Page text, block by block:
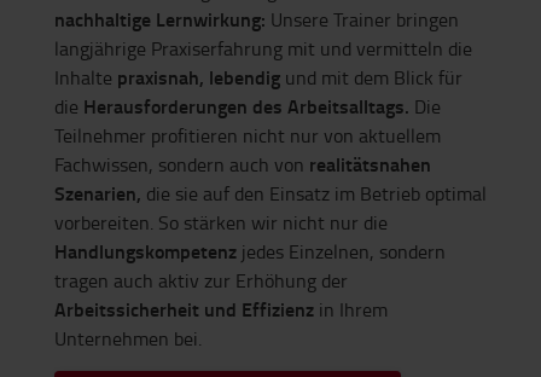
nachhaltige Lernwirkung: Unsere Trainer bringen
langjährige Praxiserfahrung mit und vermitteln die
Inhalte praxisnah, lebendig und mit dem Blick für
die Herausforderungen des Arbeitsalltags. Die
Teilnehmer profitieren nicht nur von aktuellem
Fachwissen, sondern auch von realitätsnahen
Szenarien, die sie auf den Einsatz im Betrieb optimal
vorbereiten. So stärken wir nicht nur die
Handlungskompetenz jedes Einzelnen, sondern
tragen auch aktiv zur Erhöhung der
Arbeitssicherheit und Effizienz in Ihrem
Unternehmen bei.